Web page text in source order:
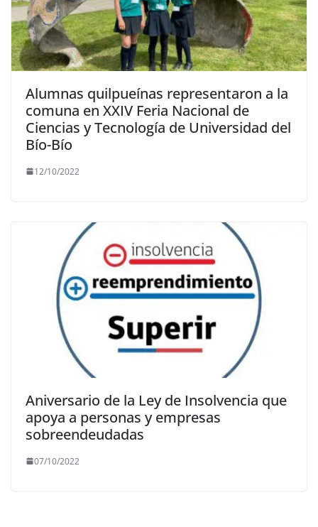
Alumnas quilpueínas representaron a la
comuna en XXIV Feria Nacional de
Ciencias y Tecnología de Universidad del
Bío-Bío
12/10/2022
Aniversario de la Ley de Insolvencia que
apoya a personas y empresas
sobreendeudadas
07/10/2022